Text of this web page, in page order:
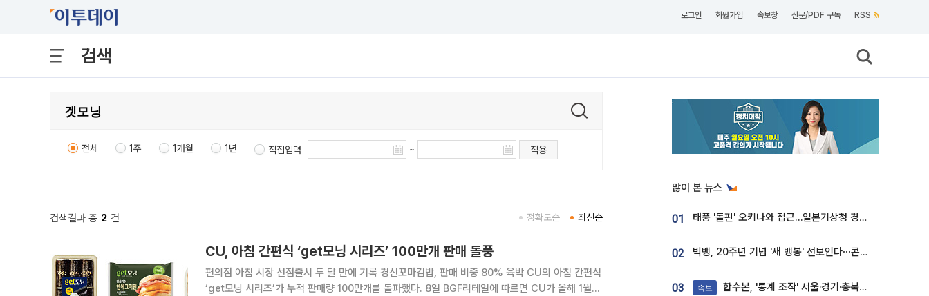
로그인 회원가입 속보창 신문/PDF 구독 RSS
검색
전체 1주 1개월 1년 직접입력 ~ 적용
검색결과 총 2 건 최신순
정확도순
CU, 아침 간편식 ‘get모닝 시리즈’ 100만개 판매 돌풍
편의점 아침 시장 선점출시 두 달 만에 기록 경신꼬마김밥, 판매 비중 80% 육박 CU의 아침 간편식
‘get모닝 시리즈’가 누적 판매량 100만개를 돌파했다. 8일 BGF리테일에 따르면 CU가 올해 1월
많이 본 뉴스
01 태풍 '돌핀' 오키나와 접근…일본기상청 경로 업데이트
02 빅뱅, 20주년 기념 '새 뱅봉' 선보인다⋯콘서트 앞두고 팝업 개최
03 속보 합수본, '통계 조작' 서울·경기·충북 선관위 등 추가 압수수색